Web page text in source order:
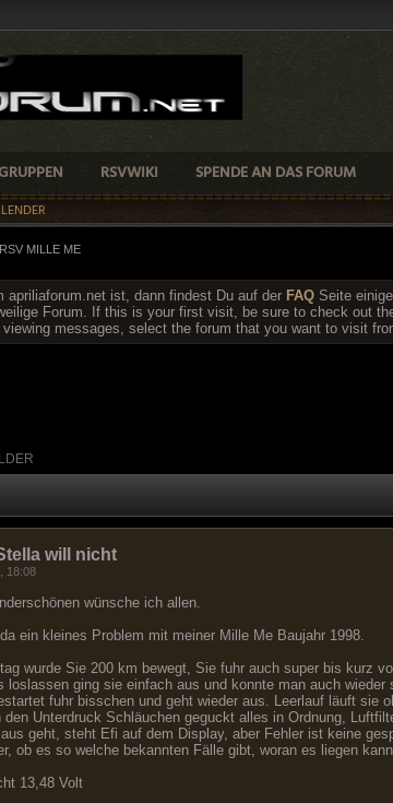
RSVWIKI SPENDE AN DAS FORUM
RSV MILLE ME
apriliaforum.net ist, dann findest Du auf der FAQ Seite
Forum. If this is your first visit, be sure to check out
messages, select the forum that you want to visit
will nicht
18:08
wünsche ich allen.
ein kleines Problem mit meiner Mille Me Baujahr 1998.
wurde Sie 200 km bewegt, Sie fuhr auch super bis kurz
loslassen ging sie einfach aus und konnte man auch
fuhr bisschen und geht wieder aus. Leerlauf läuft sie
den Unterdruck Schläuchen geguckt alles in Ordnung,
geht, steht Efi auf dem Display, aber Fehler ist keine
ob es so welche bekannten Fälle gibt, woran es liegen
13,48 Volt